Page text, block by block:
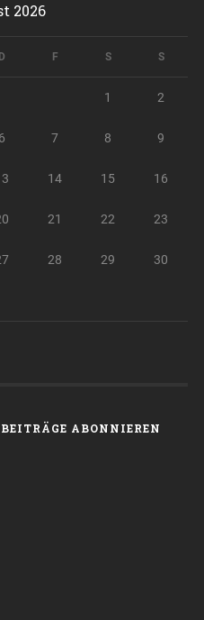
2026
D F S S
1 2
6 7 8 9
14 15 16
21 22 23
28 29 30
ABONNIEREN